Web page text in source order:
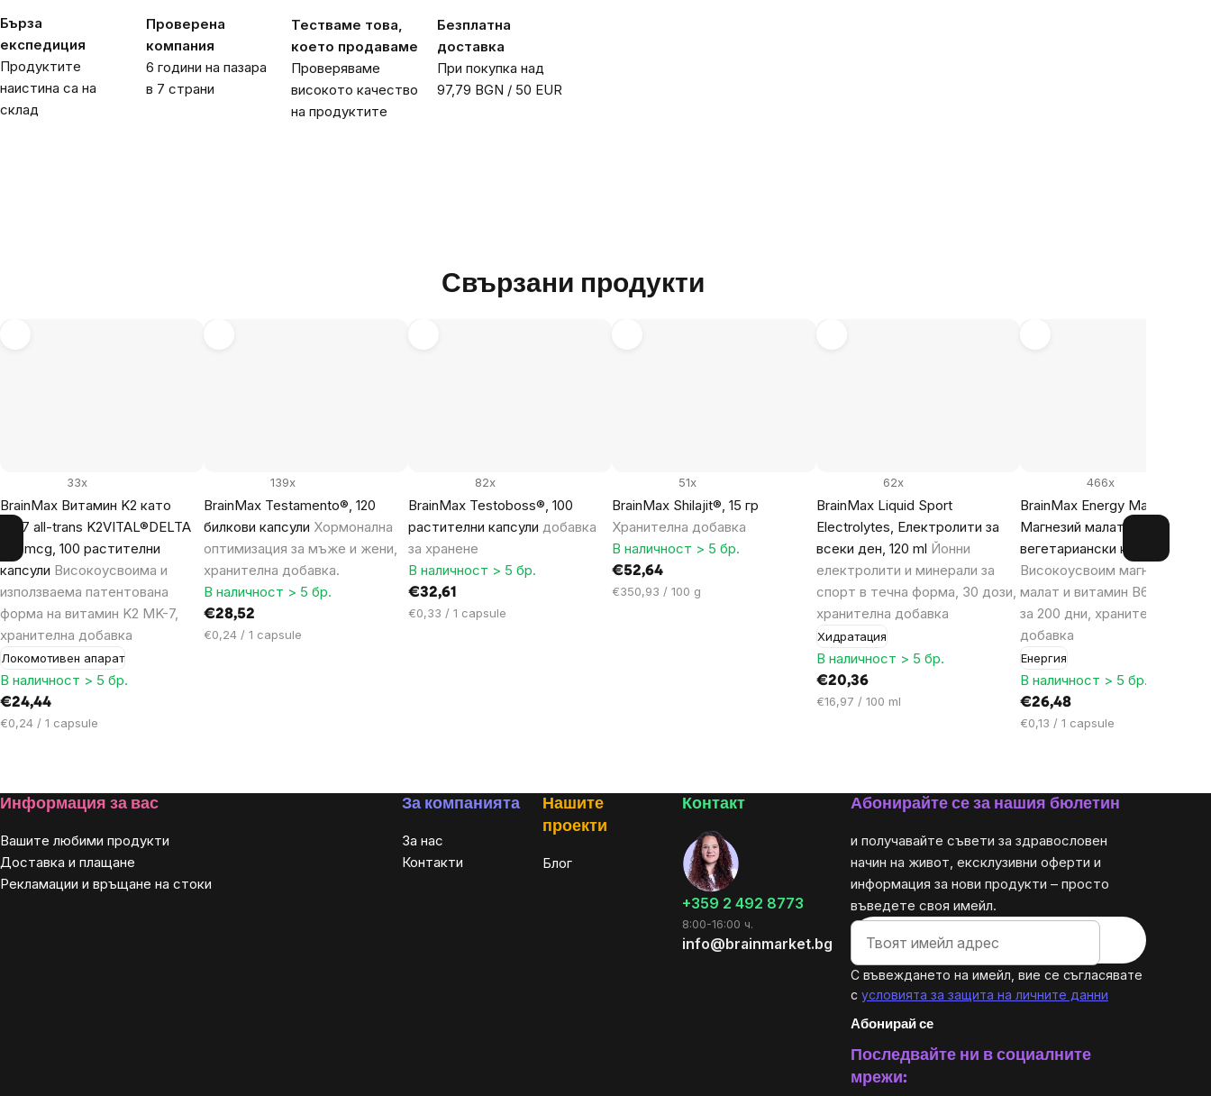
Бърза
експедиция
Продуктите
наистина са на
склад
Проверена
компания
6 години на пазара
в 7 страни
Тестваме това,
което продаваме
Проверяваме
високото качество
на продуктите
Безплатна
доставка
При покупка над
97,79 BGN / 50 EUR
Свързани продукти
BrainMax Витамин K2 като
MK7 all-trans K2VITAL®DELTA
150 mcg, 100 растителни
капсули Високоусвоима и
използваема патентована
форма на витамин K2 MK-7,
хранителна добавка
Локомотивен апарат
33x
В наличност > 5 бр.
€24,44
Цена
€0,24 / 1 capsule
BrainMax Testamento®, 120
билкови капсули Хормонална
оптимизация за мъже и жени,
хранителна добавка.
139x
В наличност > 5 бр.
€28,52
Цена
€0,24 / 1 capsule
BrainMax Testoboss®, 100
растителни капсули добавка
за хранене
82x
В наличност > 5 бр.
€32,61
Цена
€0,33 / 1 capsule
BrainMax Shilajit®, 15 гр
Хранителна добавка
51x
В наличност > 5 бр.
€52,64
Цена
€350,93 / 100 g
BrainMax Liquid Sport
Electrolytes, Електролити за
всеки ден, 120 ml Йонни
електролити и минерали за
спорт в течна форма, 30 дози,
хранителна добавка
Хидратация
62x
В наличност > 5 бр.
€20,36
Цена
€16,97 / 100 ml
BrainMax Energy
Магнезий малат 1000 mg, 200
вегетариански капсули
Високоусвоим магнезиев
малат и витамин B6 P5P,
за 200 дни, хранителна
добавка
Енергия
466x
В наличност > 5 бр.
€26,48
Цена
€0,13 / 1 capsule
Footer
Информация за вас
Вашите любими продукти
Доставка и плащане
Рекламации и връщане на стоки
За компанията
За нас
Контакти
Нашите
проекти
Блог
Контакт
+359 2 492 8773
8:00-16:00 ч.
info@brainmarket.bg
Абонирайте се за нашия бюлетин
и получавайте съвети за здравословен
начин на живот, ексклузивни оферти и
информация за нови продукти – просто
въведете своя имейл.
С въвеждането на имейл, вие се съгласявате
с условията за защита на личните данни
Абонирай се
Последвайте ни в социалните
мрежи: